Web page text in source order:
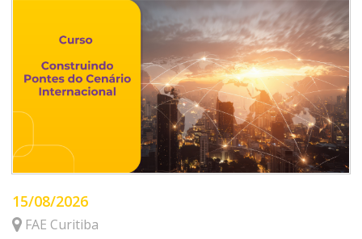
15/08/2026
FAE Curitiba